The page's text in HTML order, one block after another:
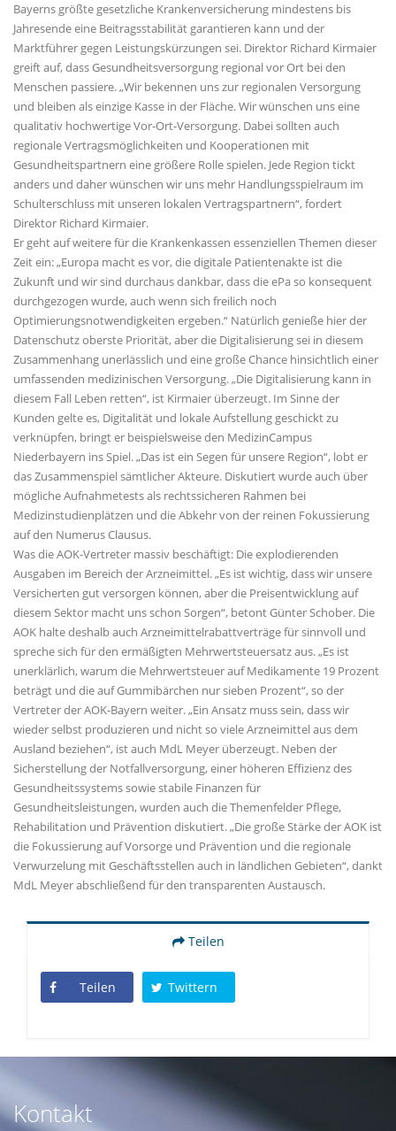
Bayerns größte gesetzliche Krankenversicherung mindestens bis
Jahresende eine Beitragsstabilität garantieren kann und der
Marktführer gegen Leistungskürzungen sei. Direktor Richard Kirmaier
greift auf, dass Gesundheitsversorgung regional vor Ort bei den
Menschen passiere. „Wir bekennen uns zur regionalen Versorgung
und bleiben als einzige Kasse in der Fläche. Wir wünschen uns eine
qualitativ hochwertige Vor-Ort-Versorgung. Dabei sollten auch
regionale Vertragsmöglichkeiten und Kooperationen mit
Gesundheitspartnern eine größere Rolle spielen. Jede Region tickt
anders und daher wünschen wir uns mehr Handlungsspielraum im
Schulterschluss mit unseren lokalen Vertragspartnern“, fordert
Direktor Richard Kirmaier.
Er geht auf weitere für die Krankenkassen essenziellen Themen dieser
Zeit ein: „Europa macht es vor, die digitale Patientenakte ist die
Zukunft und wir sind durchaus dankbar, dass die ePa so konsequent
durchgezogen wurde, auch wenn sich freilich noch
Optimierungsnotwendigkeiten ergeben.“ Natürlich genieße hier der
Datenschutz oberste Priorität, aber die Digitalisierung sei in diesem
Zusammenhang unerlässlich und eine große Chance hinsichtlich einer
umfassenden medizinischen Versorgung. „Die Digitalisierung kann in
diesem Fall Leben retten“, ist Kirmaier überzeugt. Im Sinne der
Kunden gelte es, Digitalität und lokale Aufstellung geschickt zu
verknüpfen, bringt er beispielsweise den MedizinCampus
Niederbayern ins Spiel. „Das ist ein Segen für unsere Region“, lobt er
das Zusammenspiel sämtlicher Akteure. Diskutiert wurde auch über
mögliche Aufnahmetests als rechtssicheren Rahmen bei
Medizinstudienplätzen und die Abkehr von der reinen Fokussierung
auf den Numerus Clausus.
Was die AOK-Vertreter massiv beschäftigt: Die explodierenden
Ausgaben im Bereich der Arzneimittel. „Es ist wichtig, dass wir unsere
Versicherten gut versorgen können, aber die Preisentwicklung auf
diesem Sektor macht uns schon Sorgen“, betont Günter Schober. Die
AOK halte deshalb auch Arzneimittelrabattverträge für sinnvoll und
spreche sich für den ermäßigten Mehrwertsteuersatz aus. „Es ist
unerklärlich, warum die Mehrwertsteuer auf Medikamente 19 Prozent
beträgt und die auf Gummibärchen nur sieben Prozent“, so der
Vertreter der AOK-Bayern weiter. „Ein Ansatz muss sein, dass wir
wieder selbst produzieren und nicht so viele Arzneimittel aus dem
Ausland beziehen“, ist auch MdL Meyer überzeugt. Neben der
Sicherstellung der Notfallversorgung, einer höheren Effizienz des
Gesundheitssystems sowie stabile Finanzen für
Gesundheitsleistungen, wurden auch die Themenfelder Pflege,
Rehabilitation und Prävention diskutiert. „Die große Stärke der AOK ist
die Fokussierung auf Vorsorge und Prävention und die regionale
Verwurzelung mit Geschäftsstellen auch in ländlichen Gebieten“, dankt
MdL Meyer abschließend für den transparenten Austausch.
Teilen
Teilen Twittern
Kontakt